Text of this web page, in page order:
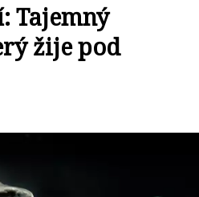
Tajemný
žije pod